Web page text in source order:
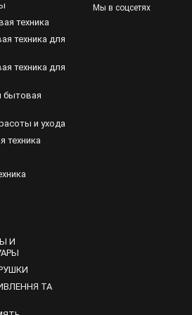
вид техники, к которой они будут
в бас. Использовать можно
выборе гарнитуры учитывается
формой чашечек.
проводные и беспроводные
консультацию по характеристикам
техника
техника для
техника для
бытовая
и ухода
техника
И
ТА
Мы в соцсетях